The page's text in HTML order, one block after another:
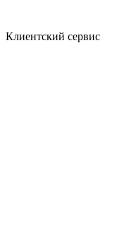
Клиентский сервис